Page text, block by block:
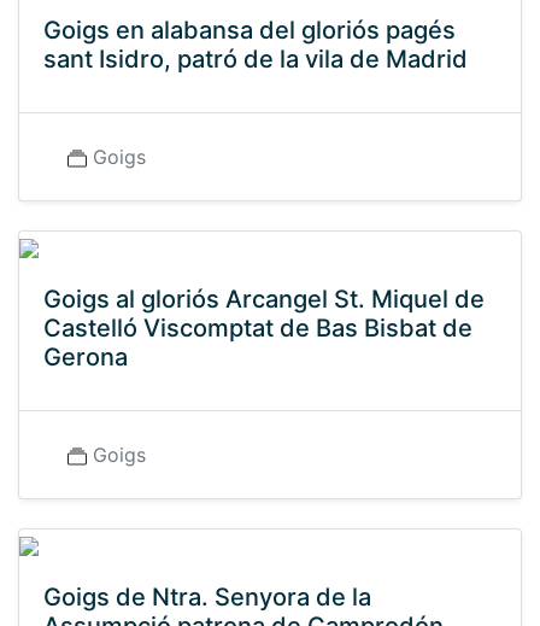
Goigs en alabansa del gloriós pagés
sant Isidro, patró de la vila de Madrid
Goigs
Goigs al gloriós Arcangel St. Miquel de
Castelló Viscomptat de Bas Bisbat de
Gerona
Goigs
Goigs de Ntra. Senyora de la